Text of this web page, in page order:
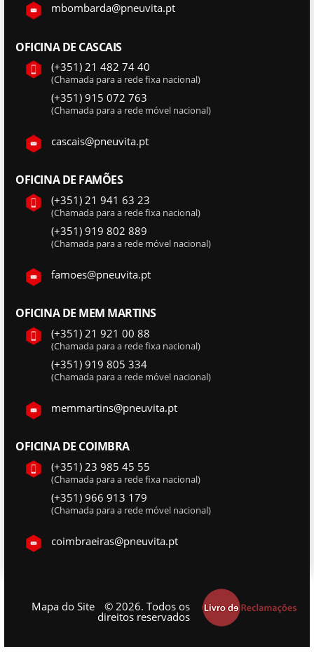
mbombarda@pneuvita.pt
OFICINA DE CASCAIS
(+351) 21 482 74 40
(Chamada para a rede fixa nacional)
(+351) 915 072 763
(Chamada para a rede móvel nacional)
cascais@pneuvita.pt
OFICINA DE FAMÕES
(+351) 21 941 63 23
(Chamada para a rede fixa nacional)
(+351) 919 802 889
(Chamada para a rede móvel nacional)
famoes@pneuvita.pt
OFICINA DE MEM MARTINS
(+351) 21 921 00 88
(Chamada para a rede fixa nacional)
(+351) 919 805 334
(Chamada para a rede móvel nacional)
memmartins@pneuvita.pt
OFICINA DE COIMBRA
(+351) 23 985 45 55
(Chamada para a rede fixa nacional)
(+351) 966 913 179
(Chamada para a rede móvel nacional)
coimbraeiras@pneuvita.pt
Mapa do Site © 2026. Todos os
direitos reservados